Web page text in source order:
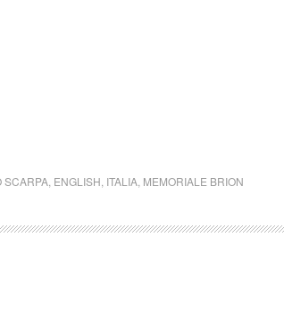
SCARPA ENGLISH ITALIA MEMORIALE BRION